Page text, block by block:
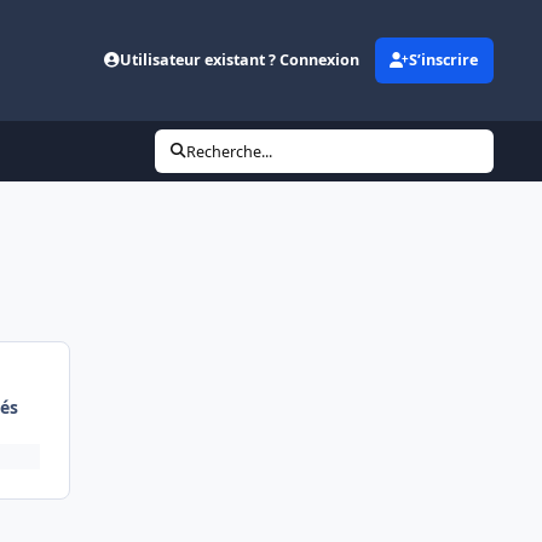
Utilisateur existant ? Connexion S’inscrire
Recherche...